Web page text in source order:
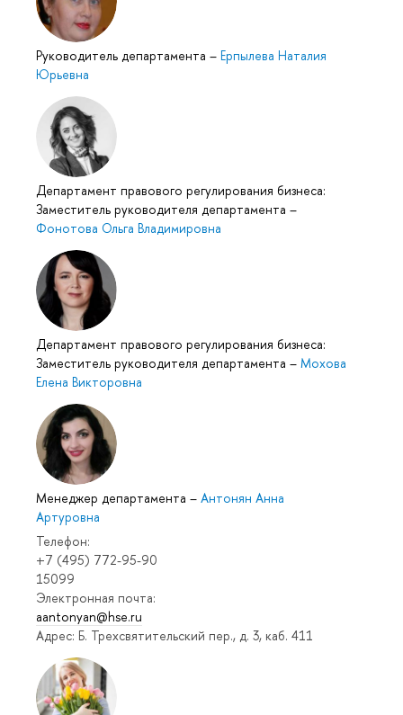
Руководитель департамента – Ерпылева Наталия
Юрьевна
Департамент правового регулирования бизнеса:
Заместитель руководителя департамента –
Фонотова Ольга Владимировна
Департамент правового регулирования бизнеса:
Заместитель руководителя департамента – Мохова
Елена Викторовна
Менеджер департамента – Антонян Анна
Артуровна
Телефон:
+7 (495) 772-95-90
15099
Электронная почта:
aantonyan@hse.ru
Адрес: Б. Трехсвятительский пер., д. 3, каб. 411